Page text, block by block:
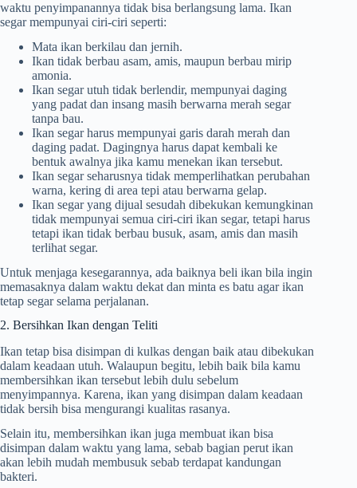
waktu penyimpanannya tidak bisa berlangsung lama. Ikan
segar mempunyai ciri-ciri seperti:
Mata ikan berkilau dan jernih.
Ikan tidak berbau asam, amis, maupun berbau mirip
amonia.
Ikan segar utuh tidak berlendir, mempunyai daging
yang padat dan insang masih berwarna merah segar
tanpa bau.
Ikan segar harus mempunyai garis darah merah dan
daging padat. Dagingnya harus dapat kembali ke
bentuk awalnya jika kamu menekan ikan tersebut.
Ikan segar seharusnya tidak memperlihatkan perubahan
warna, kering di area tepi atau berwarna gelap.
Ikan segar yang dijual sesudah dibekukan kemungkinan
tidak mempunyai semua ciri-ciri ikan segar, tetapi harus
tetapi ikan tidak berbau busuk, asam, amis dan masih
terlihat segar.
Untuk menjaga kesegarannya, ada baiknya beli ikan bila ingin
memasaknya dalam waktu dekat dan minta es batu agar ikan
tetap segar selama perjalanan.
2. Bersihkan Ikan dengan Teliti
Ikan tetap bisa disimpan di kulkas dengan baik atau dibekukan
dalam keadaan utuh. Walaupun begitu, lebih baik bila kamu
membersihkan ikan tersebut lebih dulu sebelum
menyimpannya. Karena, ikan yang disimpan dalam keadaan
tidak bersih bisa mengurangi kualitas rasanya.
Selain itu, membersihkan ikan juga membuat ikan bisa
disimpan dalam waktu yang lama, sebab bagian perut ikan
akan lebih mudah membusuk sebab terdapat kandungan
bakteri.